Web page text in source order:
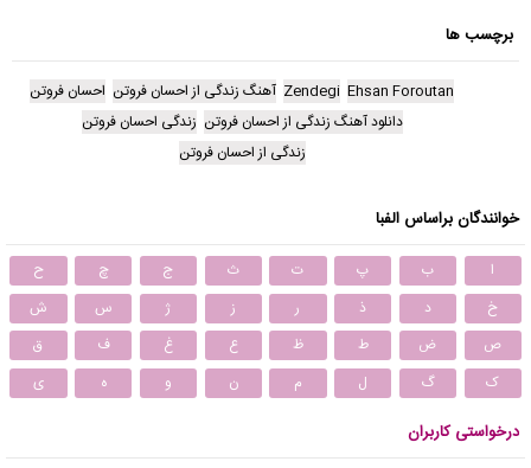
برچسب ها
Ehsan Foroutan
Zendegi آهنگ زندگی از احسان فروتن احسان فروتن
دانلود آهنگ زندگی از احسان فروتن زندگی احسان فروتن
زندگی از احسان فروتن
خوانندگان براساس الفبا
ا ب پ ت ث ج چ
ح
خ
د ذ ر ز ژ س
ش
ص
ض ط ظ ع غ ف
ق
ک
گ ل م ن و ه ی
درخواستی کاربران